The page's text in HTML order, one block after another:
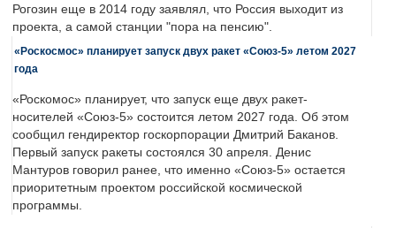
Рогозин еще в 2014 году заявлял, что Россия выходит из
проекта, а самой станции "пора на пенсию".
«Роскосмос» планирует запуск двух ракет «Союз-5» летом 2027
года
«Роскомос» планирует, что запуск еще двух ракет-
носителей «Союз-5» состоится летом 2027 года. Об этом
сообщил гендиректор госкорпорации Дмитрий Баканов.
Первый запуск ракеты состоялся 30 апреля. Денис
Мантуров говорил ранее, что именно «Союз-5» остается
приоритетным проектом российской космической
программы.